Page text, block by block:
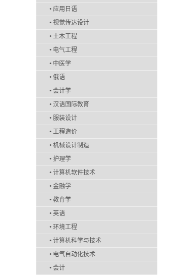
• 应用日语
• 视觉传达设计
• 土木工程
• 电气工程
• 中医学
• 俄语
• 会计学
• 汉语国际教育
• 服装设计
• 工程造价
• 机械设计制造
• 护理学
• 计算机软件技术
• 金融学
• 教育学
• 英语
• 环境工程
• 计算机科学与技术
• 电气自动化技术
• 会计